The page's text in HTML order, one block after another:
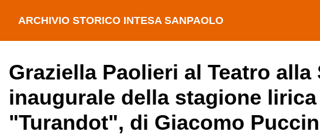
ARCHIVIO STORICO INTESA SANPAOLO
Graziella Paolieri al Teatro
inaugurale della stagione
"Turandot", di Giacomo